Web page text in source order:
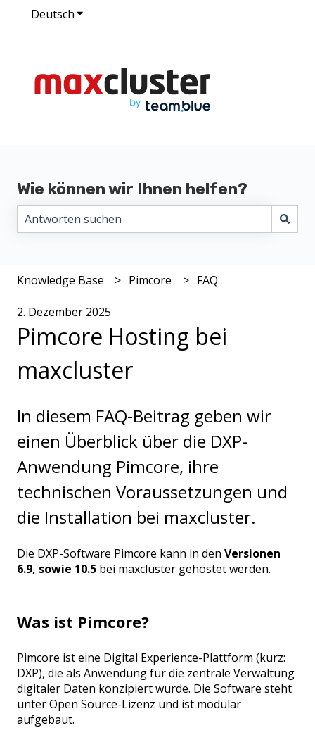
DeutschUntermenü für Übersetzungen anzeigen
Wie können wir Ihnen helfen?
Knowledge Base Pimcore FAQ
2. Dezember 2025
Pimcore Hosting bei
maxcluster
In diesem FAQ-Beitrag geben wir
einen Überblick über die DXP-
Anwendung Pimcore, ihre
technischen Voraussetzungen und
die Installation bei maxcluster.
Die DXP-Software Pimcore kann in den Versionen
6.9, sowie 10.5 bei maxcluster gehostet werden.
Was ist Pimcore?
Pimcore ist eine Digital Experience-Plattform (kurz:
DXP), die als Anwendung für die zentrale Verwaltung
digitaler Daten konzipiert wurde. Die Software steht
unter Open Source-Lizenz und ist modular
aufgebaut.